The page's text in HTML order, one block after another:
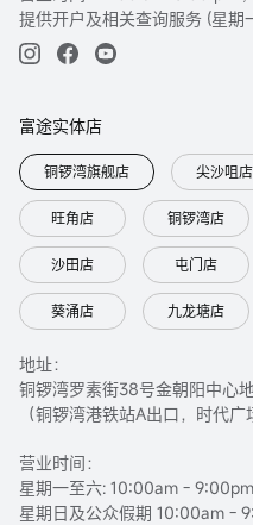
或员工）可能在相关投资产品中拥有
资者因使用本报告或依赖其所载资讯
律责任。
明。
本报告以中英文书写，两种文本具
英文版本为准。
提供开户及相关查询服务 (星期
富途实体店
铜锣湾旗舰店 尖沙咀店
旺角店 铜锣湾店
沙田店 屯门店
葵涌店 九龙塘店
地址：
铜锣湾罗素街38号金朝阳中心
（铜锣湾港铁站A出口，时代广
营业时间：
星期一至六: 10:00am - 9:00pm
星期日及公众假期 10:00am -